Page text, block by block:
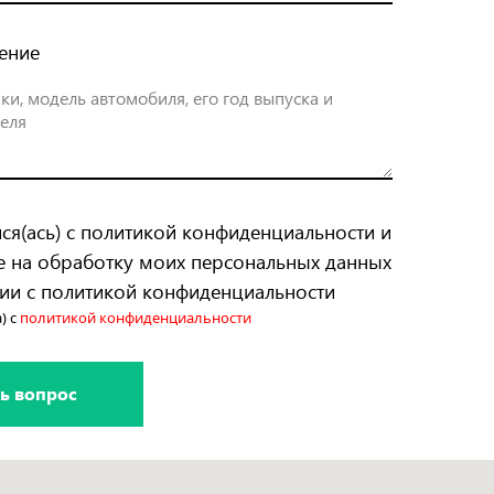
с политикой конфиденциальности и
на обработку моих персональных данных
с политикой конфиденциальности
с политикой конфиденциальности
вопрос